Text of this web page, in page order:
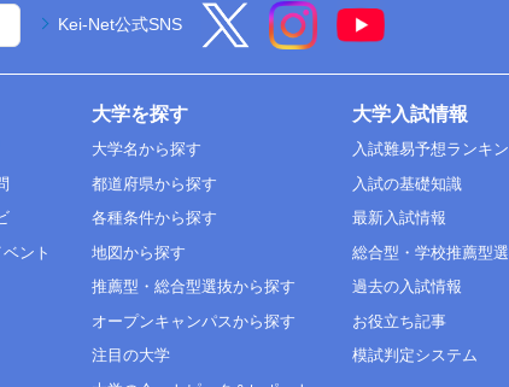
Kei-Net公式SNS
ント
大学を探す
大学名から探す
都道府県から探す
各種条件から探す
地図から探す
推薦型・総合型選抜から探す
オープンキャンパスから探す
注目の大学
大学入試情報
入試難易予想ランキ
入試の基礎知識
最新入試情報
総合型・学校推薦型
過去の入試情報
お役立ち記事
模試判定システム